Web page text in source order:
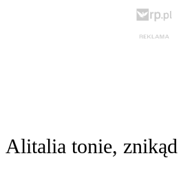
Alitalia tonie, znikąd